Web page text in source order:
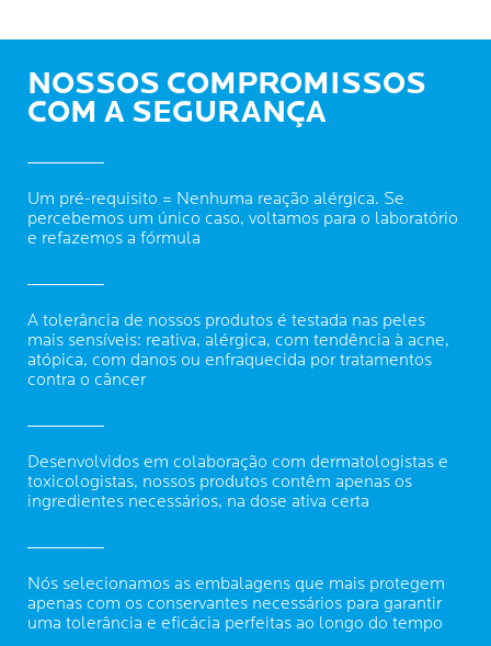
NOSSOS COMPROMISSOS
COM A SEGURANÇA
Um pré-requisito = Nenhuma reação alérgica. Se
percebemos um único caso, voltamos para o laboratório
e refazemos a fórmula
A tolerância de nossos produtos é testada nas peles
mais sensíveis: reativa, alérgica, com tendência à acne,
atópica, com danos ou enfraquecida por tratamentos
contra o câncer
Desenvolvidos em colaboração com dermatologistas e
toxicologistas, nossos produtos contêm apenas os
ingredientes necessários, na dose ativa certa
Nós selecionamos as embalagens que mais protegem
apenas com os conservantes necessários para garantir
uma tolerância e eficácia perfeitas ao longo do tempo